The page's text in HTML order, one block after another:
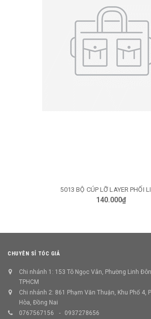
5013 BỘ CÚP LỠ LAYER PHỐI
140.000₫
CHUYÊN SỈ TÓC GIẢ
Chi nhánh 1: 153 Tô Ngọc Vân, Phường Linh
TPHCM
Chi nhánh 2: 861 Phạm Văn Thuận, Khu Phố 4,
Hòa, Đồng Nai
0767567156
0937278656